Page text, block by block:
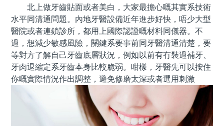
北上做牙齒貼面或者美白，大家最擔心嘅其實系技術
水平同溝通問題。內地牙醫設備近年進步好快，唔少大型
醫院或者連鎖診所，都用上國際認證嘅材料同儀器。不
過，想減少敏感風險，關鍵系要事前同牙醫溝通清楚，要
等對方了解自己牙齒底層狀況，例如以前有冇裝過補牙、
牙肉退縮定系牙齒本身比較脆弱。咁樣，牙醫先可以按住
你嘅實際情況作出調整，避免修磨太深或者選用刺激